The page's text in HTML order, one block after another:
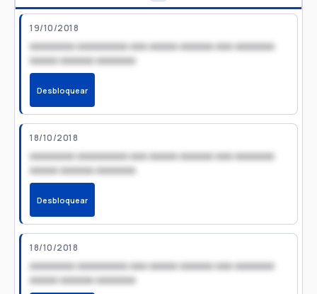
19/10/2018
xxxxxxxx xxxxxxxxx xxx xxxxx xxxxxx xxx xxxxxxx
xxxxx xxxxxx xxxxxxx
Desbloquear
18/10/2018
xxxxxxxx xxxxxxxxx xxx xxxxx xxxxxx xxx xxxxxxx
xxxxx xxxxxx xxxxxxx
Desbloquear
18/10/2018
xxxxxxxx xxxxxxxxx xxx xxxxx xxxxxx xxx xxxxxxx
xxxxx xxxxxx xxxxxxx